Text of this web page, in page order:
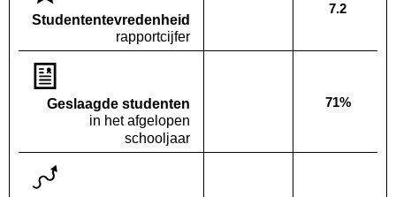
Studenten­tevredenheid
rapportcijfer
Deze opleiding:
Geen waarde bekend
Landelijk
7.2
Geslaagde studenten
in het afgelopen
schooljaar
Deze opleiding:
Geen waarde bekendLandelijk
71%